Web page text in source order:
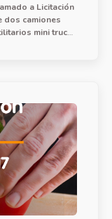
a Licitación
dos camiones
mini truck,